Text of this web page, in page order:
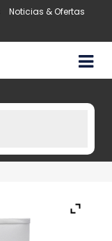
Noticias & Ofertas